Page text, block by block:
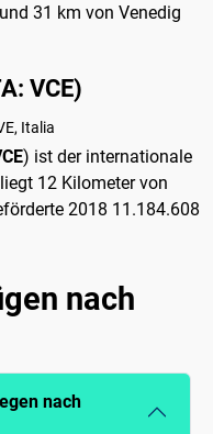
31 km von Venedig
VCE)
Italia
) ist der internationale
12 Kilometer von
2018 11.184.608
nach
nach